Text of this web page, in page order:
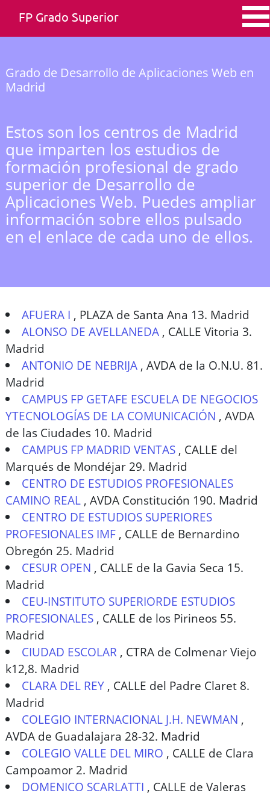
FP Grado Superior
Grado de Desarrollo de Aplicaciones Web en
Madrid
Estos son los centros de Madrid
que imparten los estudios de
formación profesional de grado
superior de Desarrollo de
Aplicaciones Web. Puedes ampliar
información sobre ellos pulsado
en el enlace de cada uno de ellos.
AFUERA I , PLAZA de Santa Ana 13. Madrid
ALONSO DE AVELLANEDA , CALLE Vitoria 3.
Madrid
ANTONIO DE NEBRIJA ,AVDA de la O.N.U. 81.
Madrid
CAMPUS FP GETAFE ESCUELA DE NEGOCIOS
YTECNOLOGÍAS DE LA COMUNICACIÓN , AVDA
de las Ciudades 10. Madrid
CAMPUS FP MADRID VENTAS , CALLE del
Marqués de Mondéjar 29. Madrid
CENTRO DE ESTUDIOS PROFESIONALES
CAMINO REAL , AVDA Constitución 190. Madrid
CENTRO DE ESTUDIOS SUPERIORES
PROFESIONALES IMF , CALLE de Bernardino
Obregón 25. Madrid
CESUR OPEN , CALLE de la Gavia Seca 15.
Madrid
CEU-INSTITUTO SUPERIORDE ESTUDIOS
PROFESIONALES , CALLE de los Pirineos 55.
Madrid
CIUDAD ESCOLAR , CTRA de Colmenar Viejo
k12,8. Madrid
CLARA DEL REY , CALLE del Padre Claret 8.
Madrid
COLEGIO INTERNACIONAL J.H. NEWMAN ,
AVDA de Guadalajara 28-32. Madrid
COLEGIO VALLE DEL MIRO , CALLE de Clara
Campoamor 2. Madrid
DOMENICO SCARLATTI , CALLE de Valeras